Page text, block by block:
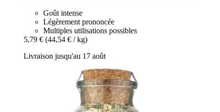
Goût intense
Légèrement prononcée
Multiples utilisations possibles
5,79 € (44,54 € / kg)
Livraison jusqu'au 17 août